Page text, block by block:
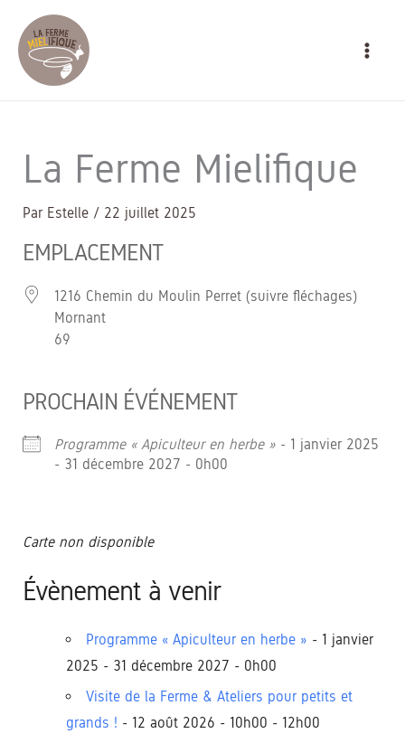
contenu
La Ferme Mielifique
Par Estelle / 22 juillet 2025
EMPLACEMENT
1216 Chemin du Moulin Perret (suivre fléchages)
Mornant
69
PROCHAIN ÉVÉNEMENT
Programme « Apiculteur en herbe »- 1 janvier 2025
- 31 décembre 2027 - 0h00
Carte non disponible
Évènement à venir
Programme « Apiculteur en herbe » - 1 janvier
2025 - 31 décembre 2027 - 0h00
Visite de la Ferme & Ateliers pour petits et
grands ! - 12 août 2026 - 10h00 - 12h00